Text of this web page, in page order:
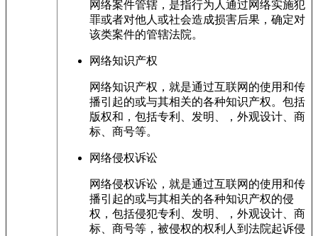
网络案件管辖，是指行为人通过网络实施犯
罪或者对他人或社会造成损害后果，确定对
该类案件的管辖法院。
网络知识产权
网络知识产权，就是通过互联网的使用和传
播引起的或与其相关的各种知识产权。包括
版权和，包括专利、发明、，外观设计、商
标、商号等。
网络侵权诉讼
网络侵权诉讼，就是通过互联网的使用和传
播引起的或与其相关的各种知识产权的侵
权，包括侵犯专利、发明、，外观设计、商
标、商号等，被侵权的权利人到法院起诉侵